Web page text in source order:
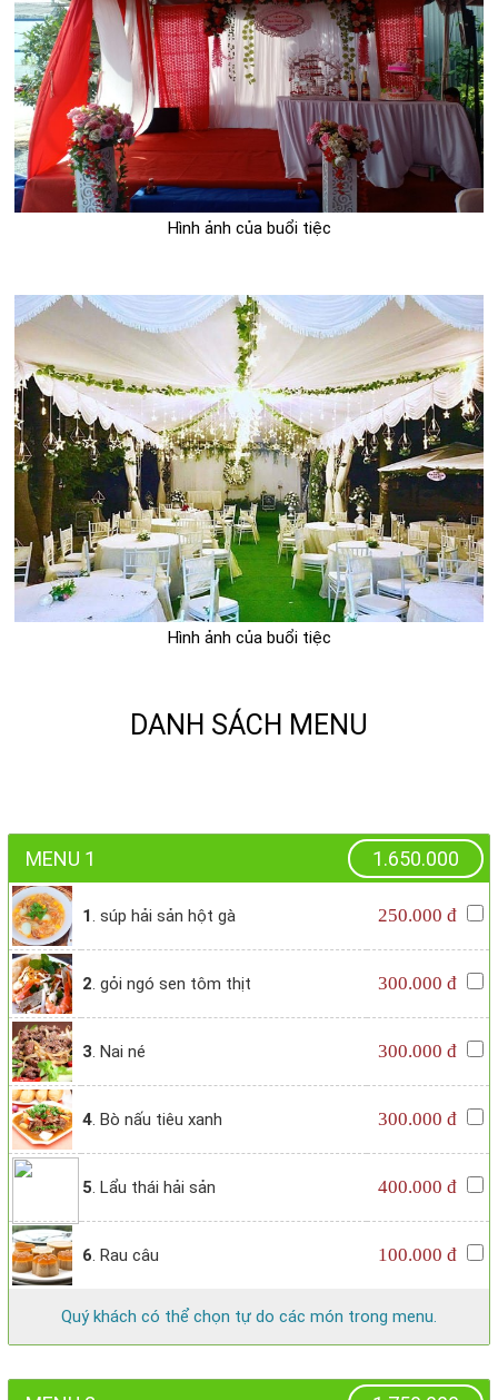
Hình ảnh của buổi tiệc
Hình ảnh của buổi tiệc
DANH SÁCH MENU
MENU 1 1.650.000
1. súp hải sản hột gà 250.000 đ
2. gỏi ngó sen tôm thịt 300.000 đ
3. Nai né 300.000 đ
4. Bò nấu tiêu xanh 300.000 đ
5. Lẩu thái hải sản 400.000 đ
6. Rau câu 100.000 đ
Quý khách có thể chọn tự do các món trong menu.